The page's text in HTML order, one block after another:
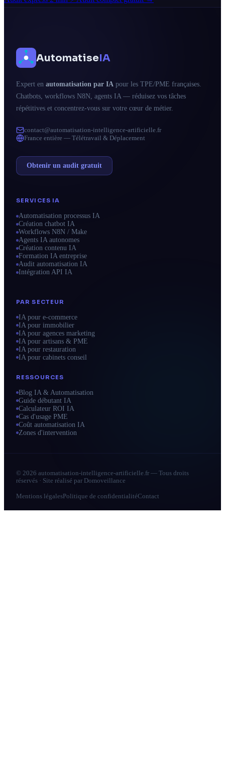
AutomatiseIA
Expert en automatisation par IA pour les TPE/PME françaises.
Chatbots, workflows N8N, agents IA — réduisez vos tâches
répétitives et concentrez-vous sur votre cœur de métier.
contact@automatisation-intelligence-artificielle.fr
France entière — Télétravail & Déplacement
Obtenir un audit gratuit
SERVICES IA
Automatisation processus IA
Création chatbot IA
Workflows N8N / Make
Agents IA autonomes
Création contenu IA
Formation IA entreprise
Audit automatisation IA
Intégration API IA
PAR SECTEUR
IA pour e-commerce
IA pour immobilier
IA pour agences marketing
IA pour artisans & PME
IA pour restauration
IA pour cabinets conseil
RESSOURCES
Blog IA & Automatisation
Guide débutant IA
Calculateur ROI IA
Cas d'usage PME
Coût automatisation IA
Zones d'intervention
© 2026 automatisation-intelligence-artificielle.fr — Tous droits
réservés · Site réalisé par Domoveillance
Mentions légales Politique de confidentialitéContact